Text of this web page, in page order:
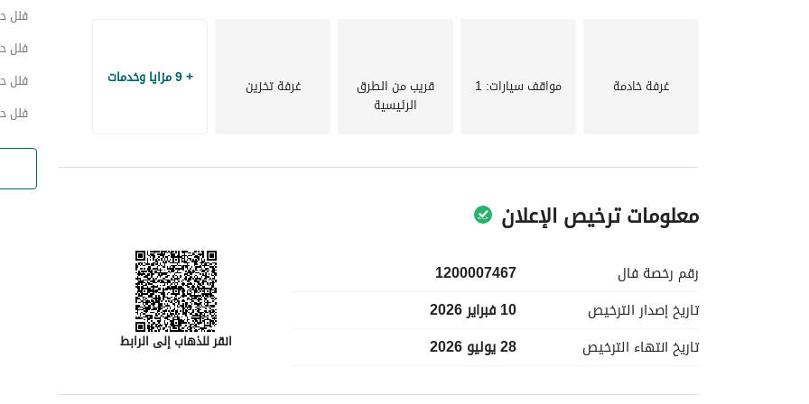
من المتاعب. استمتع بسكون منطقة سكنية بينما تظل قريبًا من وسائل الراحة الحضرية.
من المعلومات.
غرفة خادمة مواقف سيارات: 1 قريب من الطرق
الرئيسية
غرفة تخزين + 9 مزايا وخدمات
معلومات ترخيص الإعلان
رقم رخصة فال
1200007467
تاريخ إصدار الترخيص
10 فبراير 2026
تاريخ انتهاء الترخيص 28 يوليو 2026 انقر للذهاب إلى الرابط
فلل
فلل
فلل
فلل